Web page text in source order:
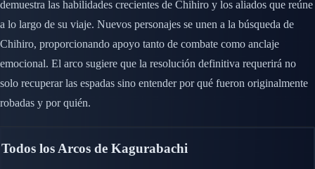
demuestra las habilidades crecientes de Chihiro y los aliados que reúne
a lo largo de su viaje. Nuevos personajes se unen a la búsqueda de
Chihiro, proporcionando apoyo tanto de combate como anclaje
emocional. El arco sugiere que la resolución definitiva requerirá no
solo recuperar las espadas sino entender por qué fueron originalmente
robadas y por quién.
Todos los Arcos de Kagurabachi